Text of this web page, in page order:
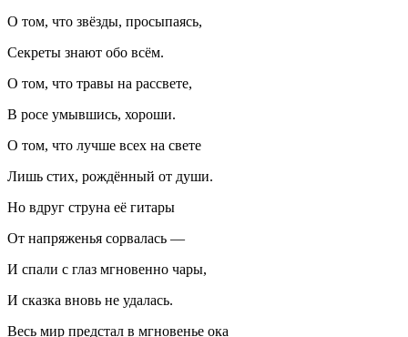
О том, что звёзды, просыпаясь,
Секреты знают обо всём.
О том, что травы на рассвете,
В росе умывшись, хороши.
О том, что лучше всех на свете
Лишь стих, рождённый от души.
Но вдруг струна её гитары
От напряженья сорвалась —
И спали с глаз мгновенно чары,
И сказка вновь не удалась.
Весь мир предстал в мгновенье ока